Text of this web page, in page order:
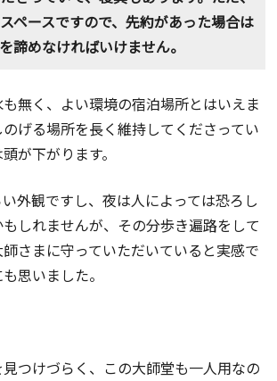
ペースですので、先約があった場合は
諦めなければいけません。
無く、よい環境の宿泊場所とはいえま
げる場所を長く維持してくださってい
が下がります。
外観ですし、夜は人によっては恐ろし
しれませんが、その分歩き遍路をして
さまに守っていただいていると実感で
思いました。
つけづらく、この大師堂も一人用なの